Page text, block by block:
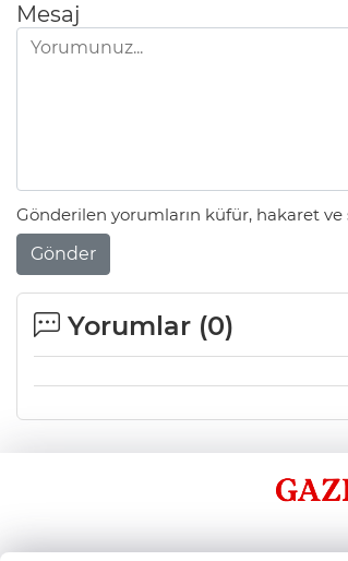
Mesaj
Gönderilen yorumların küfür, hakaret ve
Gönder
Yorumlar (0)